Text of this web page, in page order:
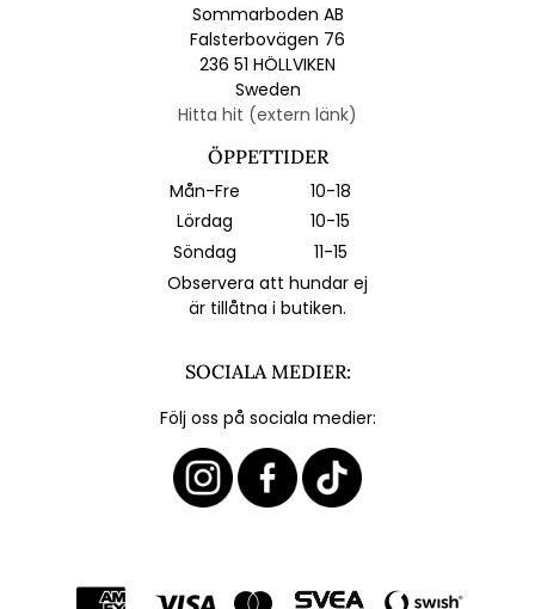
Sommarboden AB
Falsterbovägen 76
236 51 HÖLLVIKEN
Sweden
Hitta hit (extern länk)
ÖPPETTIDER
Mån-Fre
10-18
Lördag
10-15
Söndag
11-15
Observera att hundar ej
är tillåtna i butiken.
SOCIALA MEDIER:
Följ oss på sociala medier: